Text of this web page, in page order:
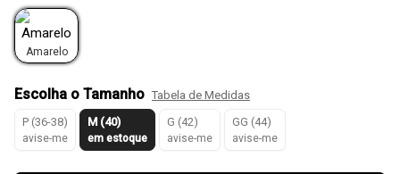
Amarelo
Escolha o Tamanho Tabela de Medidas
P (36-38)
avise-me
M (40)
em estoque
G (42)
avise-me
GG (44)
avise-me